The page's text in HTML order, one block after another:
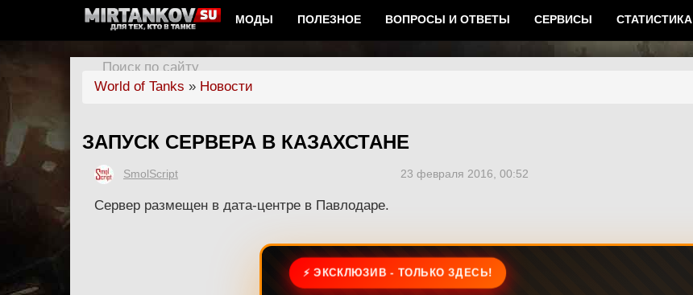
МОДЫ ПОЛЕЗНОЕ ВОПРОСЫ И ОТВЕТЫ СЕРВИСЫ СТАТИСТИКА
Поиск по сайту
World of Tanks » Новости
ЗАПУСК СЕРВЕРА В КАЗАХСТАНЕ
SmolScript 23 февраля 2016, 00:52
Сервер размещен в дата-центре в Павлодаре.
⚡ ЭКСКЛЮЗИВ - ТОЛЬКО ЗДЕСЬ!